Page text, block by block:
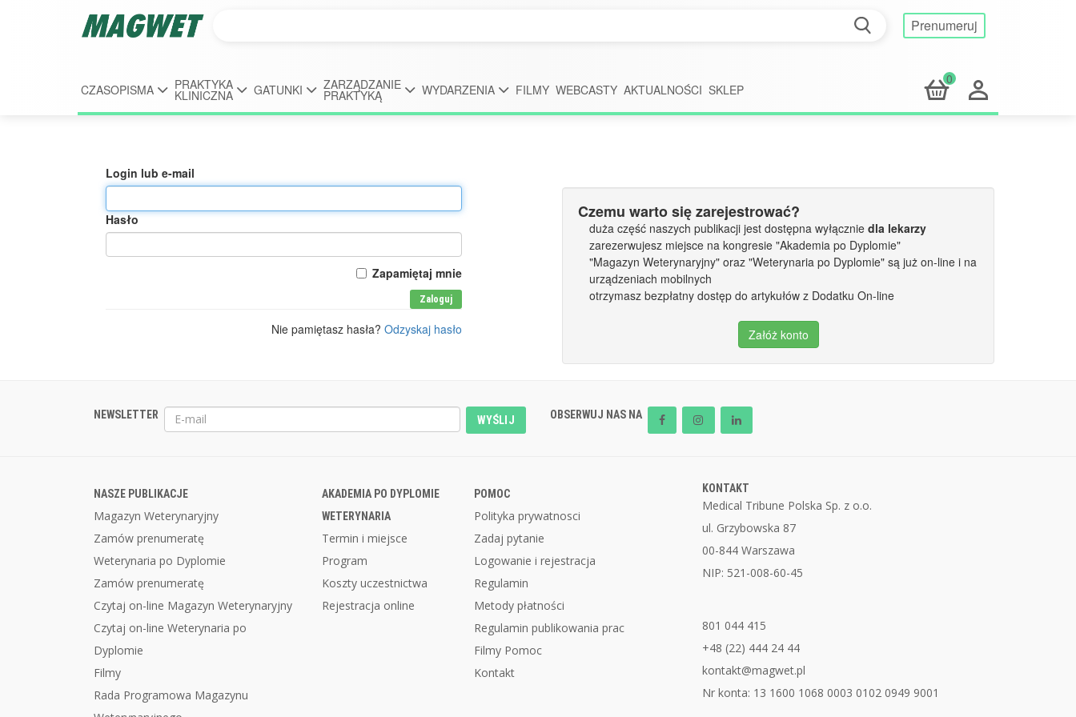
Prenumeruj
CZASOPISMA PRAKTYKA
KLINICZNA GATUNKI ZARZĄDZANIE
PRAKTYKĄ WYDARZENIA FILMY WEBCASTY AKTUALNOŚCI SKLEP
0
Login lub e-mail
Hasło
Zapamiętaj mnie
Zaloguj
Nie pamiętasz hasła? Odzyskaj hasło
Czemu warto się zarejestrować?
duża część naszych publikacji jest dostępna wyłącznie dla lekarzy
zarezerwujesz miejsce na kongresie "Akademia po Dyplomie"
"Magazyn Weterynaryjny" oraz "Weterynaria po Dyplomie" są już on-line i na
urządzeniach mobilnych
otrzymasz bezpłatny dostęp do artykułów z Dodatku On-line
Załóż konto
NEWSLETTER WYŚLIJ OBSERWUJ NAS NA
NASZE PUBLIKACJE
Magazyn Weterynaryjny
Zamów prenumeratę
Weterynaria po Dyplomie
Zamów prenumeratę
Czytaj on-line Magazyn Weterynaryjny
Czytaj on-line Weterynaria po
Dyplomie
Filmy
Rada Programowa Magazynu
AKADEMIA PO DYPLOMIE
WETERYNARIA
Termin i miejsce
Program
Koszty uczestnictwa
Rejestracja online
POMOC
Polityka prywatnosci
Zadaj pytanie
Logowanie i rejestracja
Regulamin
Metody płatności
Regulamin publikowania prac
Filmy Pomoc
Kontakt
KONTAKT
Medical Tribune Polska Sp. z o.o.
ul. Grzybowska 87
00-844 Warszawa
NIP: 521-008-60-45
801 044 415
+48 (22) 444 24 44
kontakt@magwet.pl
Nr konta: 13 1600 1068 0003 0102 0949 9001